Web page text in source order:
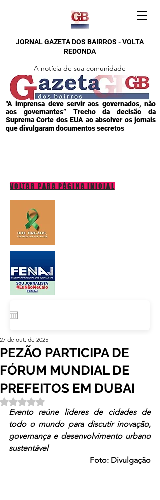
JORNAL GAZETA DOS BAIRROS - VOLTA
REDONDA
A notícia de sua comunidade
"A imprensa deve servir aos governados, não
aos governantes” Trecho da decisão da
Suprema Corte dos EUA ao absolver os jornais
que divulgaram documentos secretos
VOLTAR PARA PÁGINA INICIAL
PEZÃO PARTICIPA DE
FÓRUM MUNDIAL DE
PREFEITOS EM DUBAI
27 de out. de 2025
Avaliado com NaN de 5 estrelas.
Evento reúne líderes de cidades de
todo o mundo para discutir inovação,
governança e desenvolvimento urbano
sustentável
Foto: Divulgação